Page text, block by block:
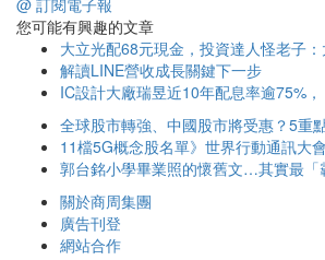
@ 訂閱電子報
您可能有興趣的文章
大立光配68元現金，投資達人怪老子
解讀LINE營收成長關鍵下一步
IC設計大廠瑞昱近10年配息率逾75%，
全球股市轉強、中國股市將受惠？5重
11檔5G概念股名單》世界行動通訊大
郭台銘小學畢業照的懷舊文…其實最「
關於商周集團
廣告刊登
網站合作